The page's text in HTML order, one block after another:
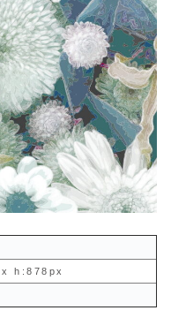
h:878px